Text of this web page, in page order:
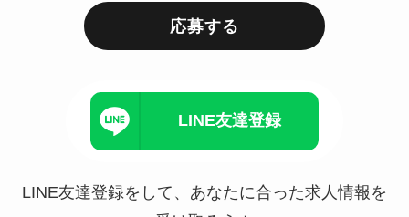
応募する
LINE友達登録
LINE友達登録をして、あなたに合った求人情報を